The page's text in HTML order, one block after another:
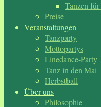
Tanzen
Preise
Veranstaltungen
Tanzparty
Mottopartys
Linedance-Party
Tanz in den Mai
Herbstball
Über uns
Philosophie